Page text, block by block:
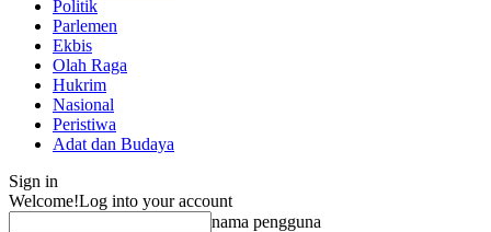
Politik
Parlemen
Ekbis
Olah Raga
Hukrim
Nasional
Peristiwa
Adat dan Budaya
Sign in
Welcome!Log into your account
nama pengguna